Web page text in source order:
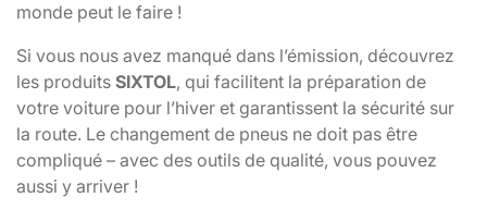
monde peut le faire !
Si vous nous avez manqué dans l’émission, découvrez
les produits SIXTOL, qui facilitent la préparation de
votre voiture pour l’hiver et garantissent la sécurité sur
la route. Le changement de pneus ne doit pas être
compliqué – avec des outils de qualité, vous pouvez
aussi y arriver !